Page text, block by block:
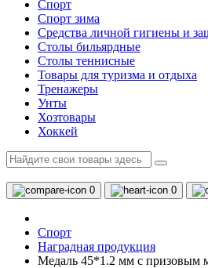
Спорт
Спорт зима
Средства личной гигиены и
Столы бильярдные
Столы теннисные
Товары для туризма и отдыха
Тренажеры
Унты
Хозтовары
Хоккей
0 0
Спорт
Наградная продукция
Медаль 45*1.2 мм с призовым